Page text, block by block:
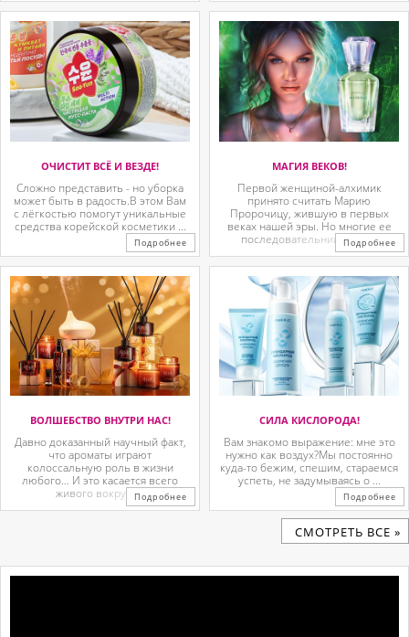
ОЧИСТИТ ВСЁ И ВЕЗДЕ!
Сложно представить - но уборка
может быть в радость.В этом Вам
с лёгкостью помогут уникальные
средства корейской косметики ...
Подробнее
МАГИЯ ВЕКОВ!
Первой женщиной-алхимик
принято считать Марию
Пророчицу, жившую в первых
веках нашей эры. Но многие ее
последовательницы так ...
Подробнее
ВОЛШЕБСТВО ВНУТРИ НАС!
Давно доказанный научный факт,
что ароматы играют
колоссальную роль в жизни
любого… И это касается всего
живого вокруг. ...Подробнее
СИЛА КИСЛОРОДА!
Вам знакомо выражение: мне это
нужно как воздух?Мы постоянно
куда-то бежим, спешим, стараемся
успеть, не задумываясь о ...
Подробнее
CМОТРЕТЬ ВСЕ »